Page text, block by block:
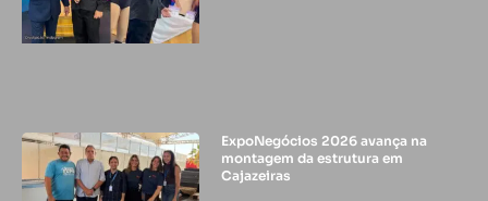
ExpoNegócios 2026 avança na
montagem da estrutura em
Cajazeiras